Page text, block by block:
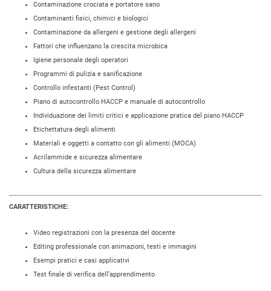
Contaminazione crociata e portatore sano
Contaminanti fisici, chimici e biologici
Contaminazione da allergeni e gestione degli allergeni
Fattori che influenzano la crescita microbica
Igiene personale degli operatori
Programmi di pulizia e sanificazione
Controllo infestanti (Pest Control)
Piano di autocontrollo HACCP e manuale di autocontrollo
Individuazione dei limiti critici e applicazione pratica del piano HACCP
Etichettatura degli alimenti
Materiali e oggetti a contatto con gli alimenti (MOCA)
Acrilammide e sicurezza alimentare
Cultura della sicurezza alimentare
CARATTERISTICHE:
Video registrazioni con la presenza del docente
Editing professionale con animazioni, testi e immagini
Esempi pratici e casi applicativi
Test finale di verifica dell’apprendimento